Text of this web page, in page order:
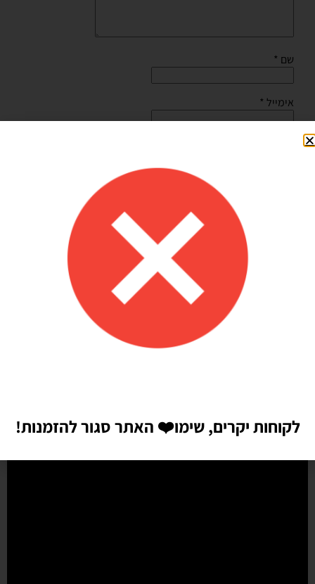
שם *
אימייל *
Shilav Sayag
איכות מדהימה!
הזמנתי בלונים כדי לעצב קשת ליום הולדת של הבן שלי, המשלוח הגיע
מהר מהמצופה!! הכל באיכות מדהימה, בצבעים יפים בדיוק כמו שחשבתי
שיהיו!! התמונות מדברות בעד עצמן!! ממליצה בחום♥️♥️♥️
לקוחות יקרים, שימו❤️ האתר סגור להזמנות!